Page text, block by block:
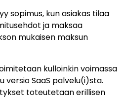
sopimus, kun asiakas tilaa
ja maksaa
mukaisen maksun
kulloinkin voimassa
versio SaaS palvelu(i)sta.
toteutetaan erillisen